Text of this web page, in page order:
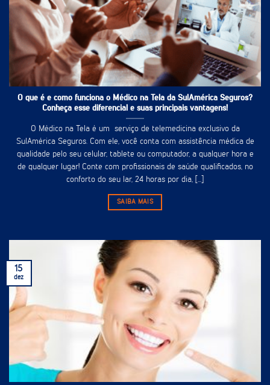
O que é e como funciona o Médico na Tela da SulAmérica Seguros?
Conheça esse diferencial e suas principais vantagens!
O Médico na Tela é um serviço de telemedicina exclusivo da
SulAmérica Seguros. Com ele, você conta com assistência médica de
qualidade pelo seu celular, tablete ou computador, a qualquer hora e
de qualquer lugar! Conte com profissionais de saúde qualificados, no
conforto do seu lar, 24 horas por dia, [...]
SAIBA MAIS
15
dez